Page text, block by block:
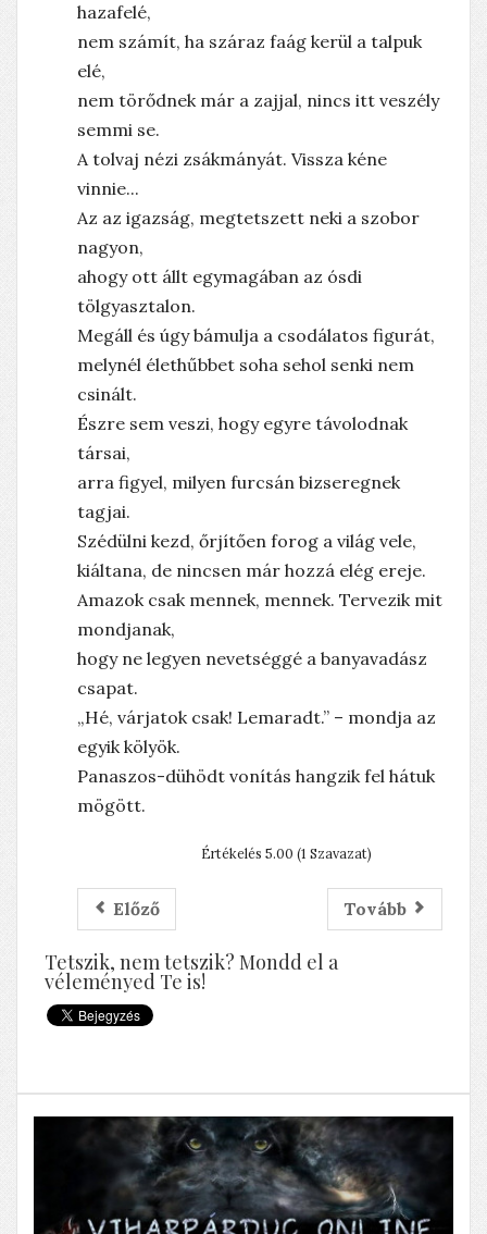
hazafelé,
nem számít, ha száraz faág kerül a talpuk
elé,
nem törődnek már a zajjal, nincs itt veszély
semmi se.
A tolvaj nézi zsákmányát. Vissza kéne
vinnie...
Az az igazság, megtetszett neki a szobor
nagyon,
ahogy ott állt egymagában az ósdi
tölgyasztalon.
Megáll és úgy bámulja a csodálatos figurát,
melynél élethűbbet soha sehol senki nem
csinált.
Észre sem veszi, hogy egyre távolodnak
társai,
arra figyel, milyen furcsán bizseregnek
tagjai.
Szédülni kezd, őrjítően forog a világ vele,
kiáltana, de nincsen már hozzá elég ereje.
Amazok csak mennek, mennek. Tervezik mit
mondjanak,
hogy ne legyen nevetséggé a banyavadász
csapat.
„Hé, várjatok csak! Lemaradt.” – mondja az
egyik kölyök.
Panaszos-dühödt vonítás hangzik fel hátuk
mögött.
Értékelés 5.00 (1 Szavazat)
Előző Tovább
Tetszik, nem tetszik? Mondd el a
véleményed Te is!
A halott ember rózsája élni akar